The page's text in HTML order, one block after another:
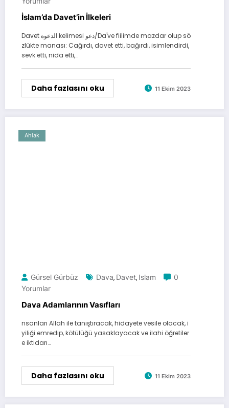
İslam’da Davet’in İlkeleri
Davet الدعوة kelimesi دعو/Da've fiilimde mazdar olup sö
zlükte manası: Cağırdı, davet etti, bağırdı, isimlendirdi,
sevk etti, nida etti,…
Daha fazlasını oku 11 Ekim 2023
Ahlak
Gürsel Gürbüz Dava, Davet, Islam
0
Yorumlar
Dava Adamlarının Vasıfları
nsanları Allah ile tanıştıracak, hidayete vesile olacak, i
yiliği emredip, kötülüğü yasaklayacak ve ilahi öğretiler
e iktidarı…
Daha fazlasını oku 11 Ekim 2023